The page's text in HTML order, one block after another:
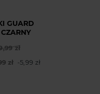
GUARD
zł
zł -5,99 zł